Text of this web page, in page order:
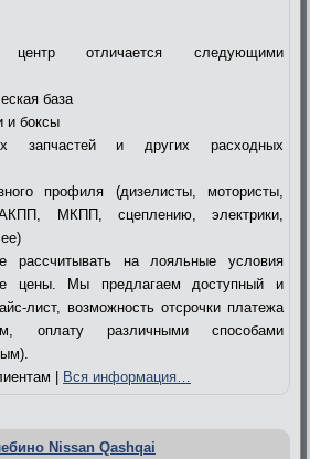
отличается следующими
база
и боксы
запчастей и других расходных
профиля (дизелисты, мотористы,
МКПП, сцеплению, электрики,
на лояльные условия
цены. Мы предлагаем доступный и
лист, возможность отсрочки платежа
оплату различными способами
| Вся информация…
Nissan Qashqai